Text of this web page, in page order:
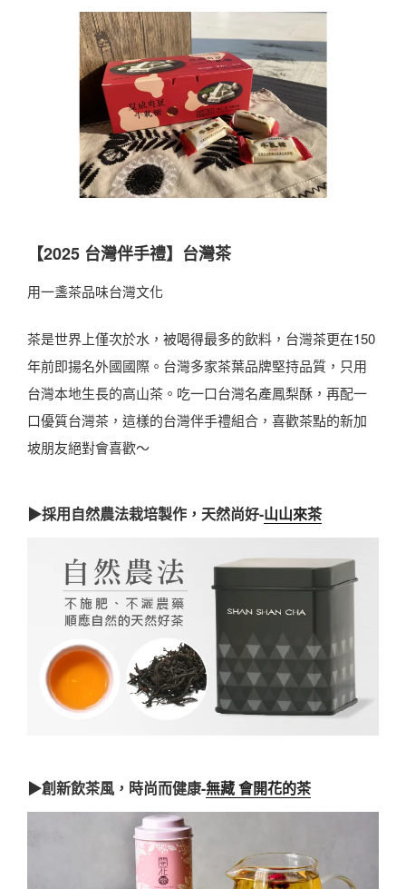
【2025 台灣伴手禮】台灣茶
用一盞茶品味台灣文化
茶是世界上僅次於水，被喝得最多的飲料，台灣茶更在150
年前即揚名外國國際。台灣多家茶葉品牌堅持品質，只用
台灣本地生長的高山茶。吃一口台灣名產鳳梨酥，再配一
口優質台灣茶，這樣的台灣伴手禮組合，喜歡茶點的新加
坡朋友絕對會喜歡～
▶採用自然農法栽培製作，天然尚好-山山來茶
▶創新飲茶風，時尚而健康-無藏 會開花的茶